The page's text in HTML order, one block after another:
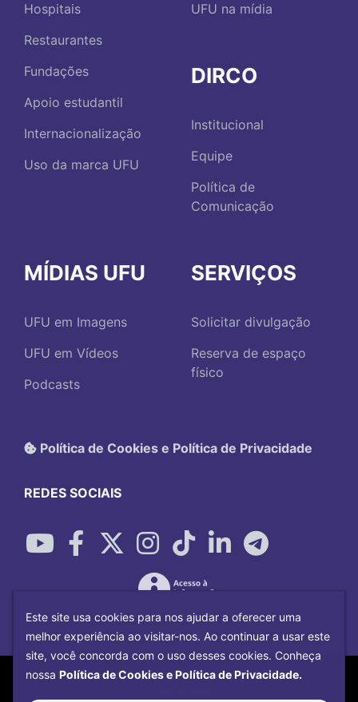
Hospitais
Restaurantes
Fundações
Apoio estudantil
Internacionalização
Uso da marca UFU
UFU na mídia
DIRCO
Institucional
Equipe
Política de
Comunicação
MÍDIAS UFU
UFU em Imagens
UFU em Vídeos
Podcasts
SERVIÇOS
Solicitar divulgação
Reserva de espaço
físico
Política de Cookies e Política de Privacidade
REDES SOCIAIS
Copyright©2026Universidade Federal
Este site usa cookies para nos ajudar a oferecer uma
melhor experiência ao visitar-nos. Ao continuar a usar este
site, você concorda com o uso desses cookies. Conheça
nossa Política de Cookies e Política de Privacidade.